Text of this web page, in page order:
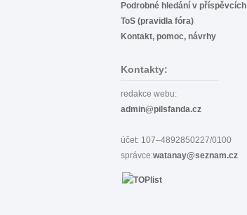
Podrobné hledání v příspěvcích
ToS (pravidla fóra)
Kontakt, pomoc, návrhy
Kontakty:
redakce webu:
admin@pilsfanda.cz
účet: 107–4892850227/0100
správce:watanay@seznam.cz